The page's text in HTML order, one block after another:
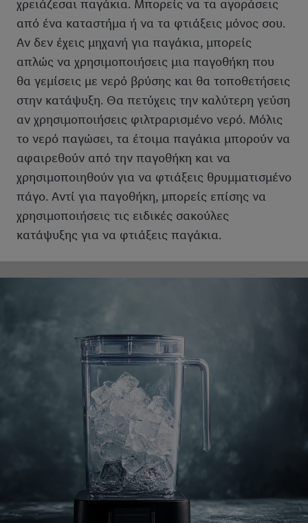
χρειάζεσαι παγάκια. Μπορείς να τα αγοράσεις
από ένα καταστήμα ή να τα φτιάξεις μόνος σου.
Αν δεν έχεις μηχανή για παγάκια, μπορείς
απλώς να χρησιμοποιήσεις μια παγοθήκη που
θα γεμίσεις με νερό βρύσης και θα τοποθετήσεις
στην κατάψυξη. Θα πετύχεις την καλύτερη γεύση
αν χρησιμοποιήσεις φιλτραρισμένο νερό. Μόλις
το νερό παγώσει, τα έτοιμα παγάκια μπορούν να
αφαιρεθούν από την παγοθήκη και να
χρησιμοποιηθούν για να φτιάξεις θρυμματισμένο
πάγο. Αντί για παγοθήκη, μπορείς επίσης να
χρησιμοποιήσεις τις ειδικές σακούλες
κατάψυξης για να φτιάξεις παγάκια.